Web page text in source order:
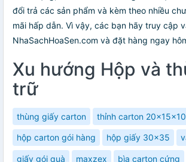
đổi trả các sản phẩm và kèm theo nhiều
mãi hấp dẫn. Vì vậy, các bạn hãy truy cập
NhaSachHoaSen.com và đặt hàng ngay
Xu hướng Hộp và
trữ
thùng giấy carton thỉnh carton 20x15x10
hộp carton gói hàng hộp giấy 30x35
giấy gói quà maxzex bìa carton cứng